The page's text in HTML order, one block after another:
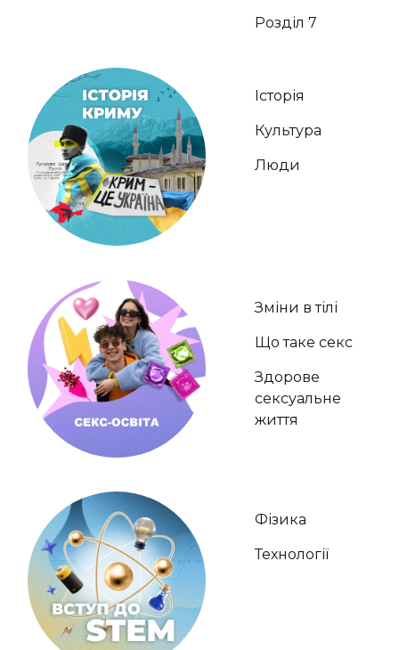
Розділ 7
Історія
Культура
Люди
Зміни в тілі
Що таке секс
Здорове
сексуальне
життя
Фізика
Технології